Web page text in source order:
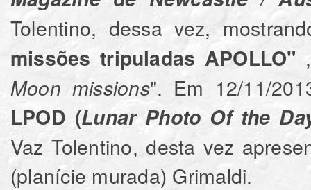
Tolentino, dessa vez,
missões tripuladas APOLLO"
Moon missions". Em 12/11/
LPOD (Lunar Photo Of the
Vaz Tolentino, desta vez
(planície murada) Grimaldi.